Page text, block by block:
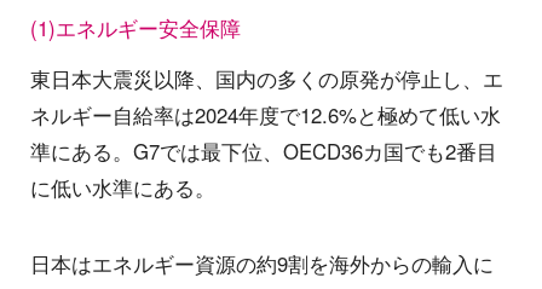
(1)エネルギー安全保障
東日本大震災以降、国内の多くの原発が停止し、エ
ネルギー自給率は2024年度で12.6%と極めて低い水
準にある。G7では最下位、OECD36カ国でも2番目
に低い水準にある。
日本はエネルギー資源の約9割を海外からの輸入に